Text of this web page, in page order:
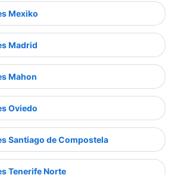
Mexiko
Madrid
Mahon
Oviedo
Santiago de Compostela
Tenerife Norte